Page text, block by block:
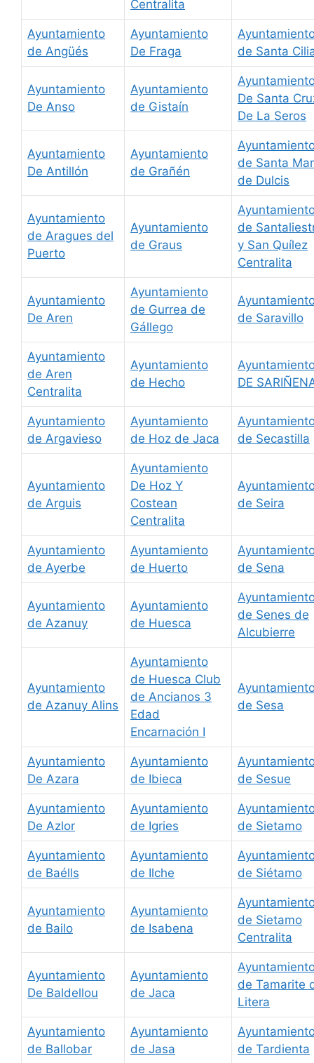
Centralita
Ayuntamiento
de Angüés
Ayuntamiento
De Fraga
de Santa
Ayuntamiento
De Anso
Ayuntamiento
de Gistaín
De Santa
De La Seros
Ayuntamiento
De Antillón
Ayuntamiento
de Grañén
de Santa
de Dulcis
Ayuntamiento
de Aragues del
Puerto
Ayuntamiento
de Graus
de
y San Quílez
Centralita
Ayuntamiento
De Aren
Ayuntamiento
de Gurrea de
Gállego
de Saravillo
Ayuntamiento
de Aren
Centralita
Ayuntamiento
de Hecho
DE
Ayuntamiento
de Argavieso
Ayuntamiento
de Hoz de Jaca
de Secastilla
Ayuntamiento
de Arguis
Ayuntamiento
De Hoz Y
Costean
Centralita
de Seira
Ayuntamiento
de Ayerbe
Ayuntamiento
de Huerto
de Sena
Ayuntamiento
de Azanuy
Ayuntamiento
de Huesca
de Senes de
Alcubierre
Ayuntamiento
de Azanuy Alins
Ayuntamiento
de Huesca Club
de Ancianos 3
Edad
Encarnación I
de Sesa
Ayuntamiento
De Azara
Ayuntamiento
de Ibieca
de Sesue
Ayuntamiento
De Azlor
Ayuntamiento
de Igries
de Sietamo
Ayuntamiento
de Baélls
Ayuntamiento
de Ilche
de Siétamo
Ayuntamiento
de Bailo
Ayuntamiento
de Isabena
de Sietamo
Centralita
Ayuntamiento
De Baldellou
Ayuntamiento
de Jaca
de Tamarite
Litera
Ayuntamiento
de Ballobar
Ayuntamiento
de Jasa
de Tardienta